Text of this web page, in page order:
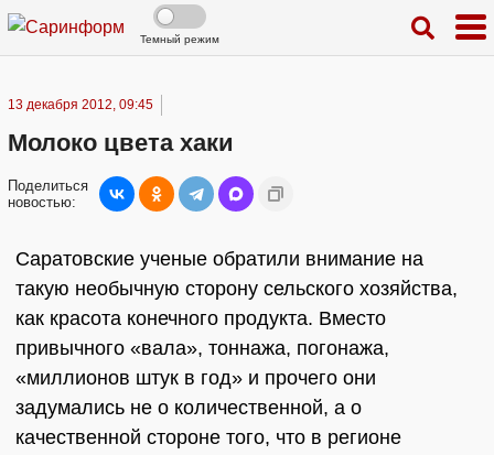
Темный режим
13 декабря 2012, 09:45
Молоко цвета хаки
Поделиться
новостью:
Саратовские ученые обратили внимание на
такую необычную сторону сельского хозяйства,
как красота конечного продукта. Вместо
привычного «вала», тоннажа, погонажа,
«миллионов штук в год» и прочего они
задумались не о количественной, а о
качественной стороне того, что в регионе